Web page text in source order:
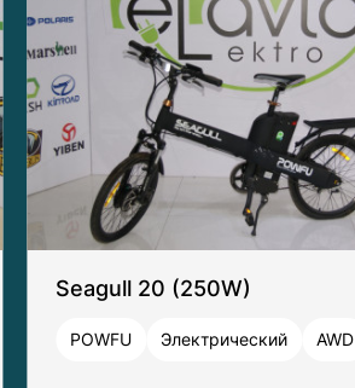
Seagull 20 (250W)
POWFU Электрический AWD